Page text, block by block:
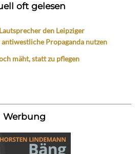
oft gelesen
den Leipziger
Propaganda nutzen
mäht, statt zu pflegen
Werbung